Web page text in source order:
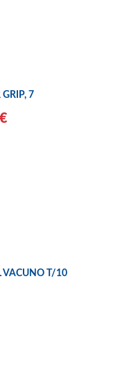
7
VACUNO T/10